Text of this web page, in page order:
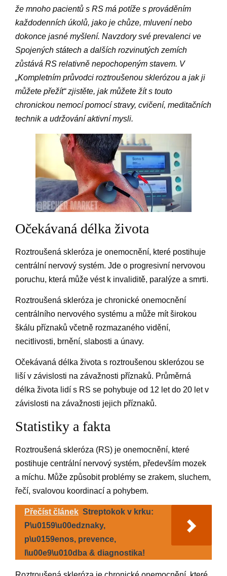
že mnoho pacientů s RS má potíže s prováděním
každodenních úkolů, jako je chůze, mluvení nebo
dokonce jasné myšlení. Navzdory své prevalenci ve
Spojených státech a dalších rozvinutých zemích
zůstává RS relativně nepochopeným stavem. V
„Kompletním průvodci roztroušenou sklerózou a jak ji
můžete přežít“ zjistěte, jak můžete žít s touto
chronickou nemocí pomocí stravy, cvičení, meditačních
technik a udržování aktivní mysli.
Očekávaná délka života
Roztroušená skleróza je onemocnění, které postihuje
centrální nervový systém. Jde o progresivní nervovou
poruchu, která může vést k invaliditě, paralýze a smrti.
Roztroušená skleróza je chronické onemocnění
centrálního nervového systému a může mít širokou
škálu příznaků včetně rozmazaného vidění,
necitlivosti, brnění, slabosti a únavy.
Očekávaná délka života s roztroušenou sklerózou se
liší v závislosti na závažnosti příznaků. Průměrná
délka života lidí s RS se pohybuje od 12 let do 20 let v
závislosti na závažnosti jejich příznaků.
Statistiky a fakta
Roztroušená skleróza (RS) je onemocnění, které
postihuje centrální nervový systém, především mozek
a míchu. Může způsobit problémy se zrakem, sluchem,
řečí, svalovou koordinací a pohybem.
Přečíst článek Streptokok v krku:
P\u0159\u00edznaky,
p\u0159enos, prevence,
l\u00e9\u010dba & diagnostika!